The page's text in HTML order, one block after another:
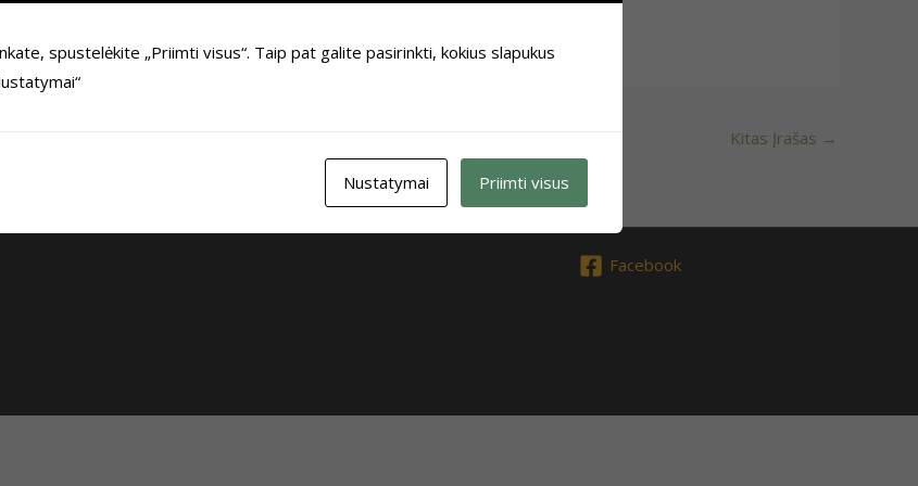
Kitas Įrašas →
Facebook
spustelėkite „Priimti visus“. Taip pat galite pasirinkti, kokius slapukus
Nustatymai Priimti visus